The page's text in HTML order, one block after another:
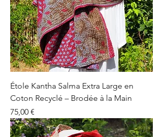
Étole Kantha Salma Extra Large en
Coton Recyclé – Brodée à la Main
Prix
75,00 €